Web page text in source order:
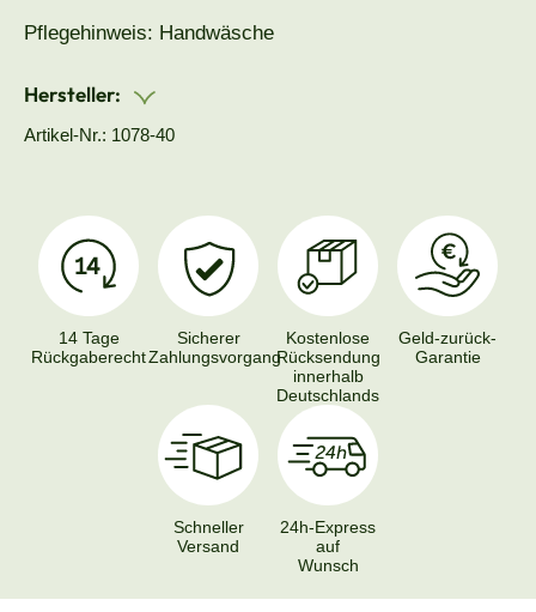
Pflegehinweis: Handwäsche
Hersteller:
Artikel-Nr.: 1078-40
14 Tage
Rückgaberecht
Sicherer
Zahlungsvorgang
Kostenlose
Rücksendung
innerhalb
Deutschlands
Geld-zurück-
Garantie
Schneller
Versand
24h-Express
auf
Wunsch